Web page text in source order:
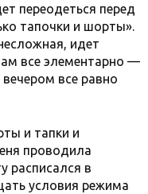
переодеться перед
тапочки и шорты».
идет
все элементарно —
все равно
и тапки и
проводила
расписался в
условия режима